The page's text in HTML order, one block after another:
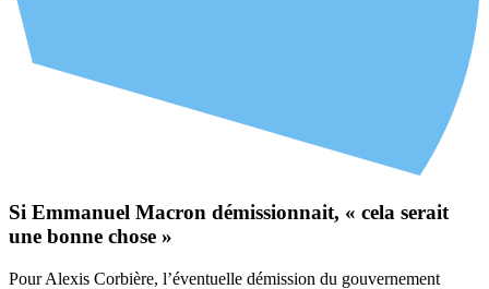
Si Emmanuel Macron démissionnait, « cela serait
une bonne chose »
Pour Alexis Corbière, l’éventuelle démission du gouvernement